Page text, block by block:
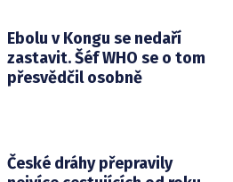
Ebolu v Kongu se nedaří
zastavit. Šéf WHO se o tom
přesvědčil osobně
České dráhy přepravily